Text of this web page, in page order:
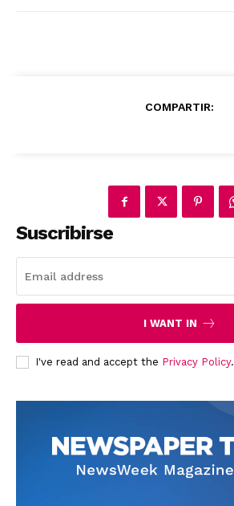
COMPARTIR:
Suscribirse
I WANT IN
I've read and accept the Privacy Policy.